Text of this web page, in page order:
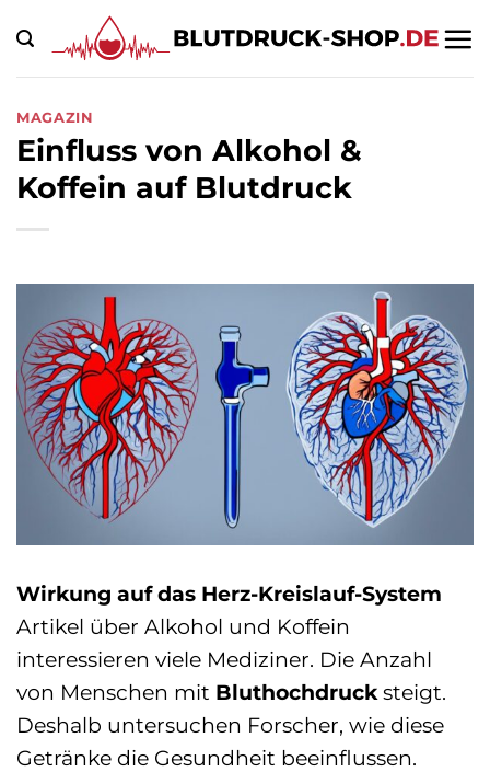
Inhalt
springen
MAGAZIN
Einfluss von Alkohol &
Koffein auf Blutdruck
Wirkung auf das Herz-Kreislauf-System
Artikel über Alkohol und Koffein
interessieren viele Mediziner. Die Anzahl
von Menschen mit Bluthochdruck steigt.
Deshalb untersuchen Forscher, wie diese
Getränke die Gesundheit beeinflussen.